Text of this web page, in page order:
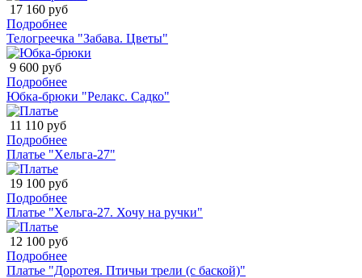
17 160 руб
Подробнее
Телогреечка "Забава. Цветы"
9 600 руб
Подробнее
Юбка-брюки "Релакс. Садко"
11 110 руб
Подробнее
Платье "Хельга-27"
19 100 руб
Подробнее
Платье "Хельга-27. Хочу на ручки"
12 100 руб
Подробнее
Платье "Доротея. Птичьи трели (с баской)"